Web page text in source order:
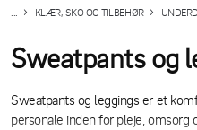
KLÆR, SKO OG TILBEHØR
Sweatpants og
Sweatpants og leggings er et
personale inden for pleje, omsorg